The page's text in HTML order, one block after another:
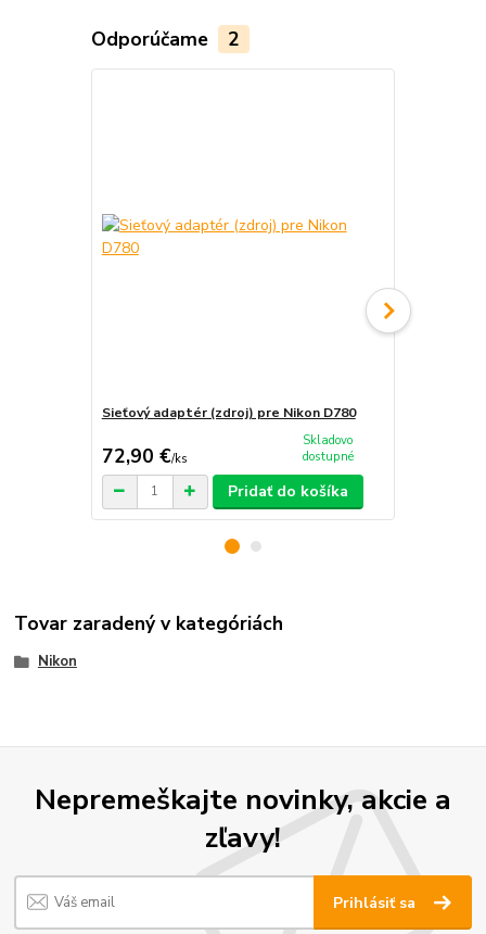
Odporúčame 2
Sieťový adaptér (zdroj) pre Nikon D780
72,90 €/ks
Skladovo
dostupné
Pridať do košíka
Tovar zaradený v kategóriách
Nikon
Nepremeškajte novinky, akcie a
zľavy!
Prihlásiť sa